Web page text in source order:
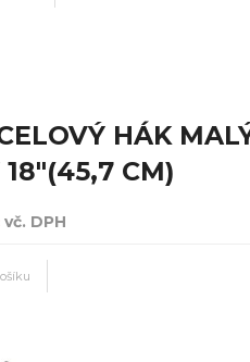
HÁK
18"(45,7 CM)
vč. DPH